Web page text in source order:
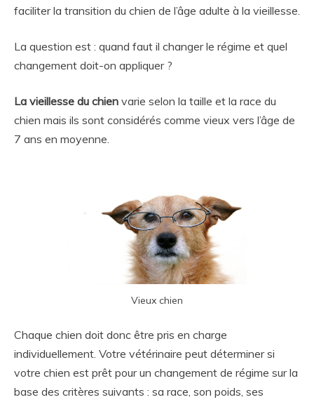
faciliter la transition du chien de l’âge adulte à la vieillesse.
La question est : quand faut il changer le régime et quel
changement doit-on appliquer ?
La vieillesse du chien varie selon la taille et la race du
chien mais ils sont considérés comme vieux vers l’âge de
7 ans en moyenne.
Vieux chien
Chaque chien doit donc être pris en charge
individuellement. Votre vétérinaire peut déterminer si
votre chien est prêt pour un changement de régime sur la
base des critères suivants : sa race, son poids, ses